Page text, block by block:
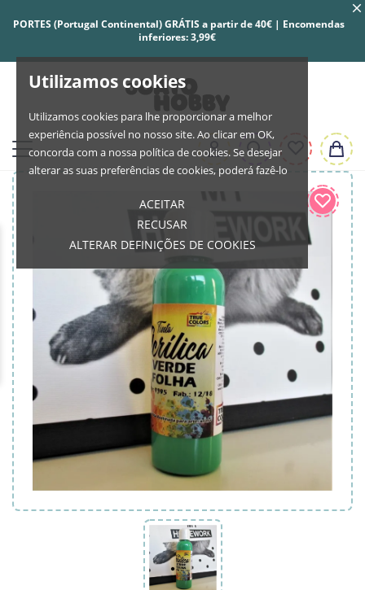
Utilizamos cookies
Utilizamos cookies para lhe proporcionar a melhor
experiência possível no nosso site. Ao clicar em OK,
concorda com a nossa política de cookies. Se desejar
alterar as suas preferências de cookies, poderá fazê-lo
ACEITAR
RECUSAR
ALTERAR DEFINIÇÕES DE COOKIES
PORTES (Portugal Continental) GRÁTIS a partir de 40€ | Encomendas
inferiores: 3,99€